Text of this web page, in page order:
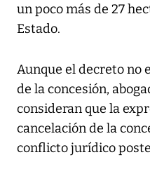
un poco más de 27
Estado.
Aunque el decreto no
de la concesión,
consideran que la
cancelación de la
conflicto jurídico